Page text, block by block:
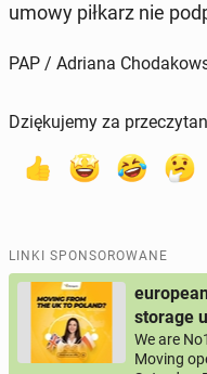
umowy piłkarz nie
PAP / Adriana
Dziękujemy za
LINKI SPONSOROWANE
storage
We are
Moving